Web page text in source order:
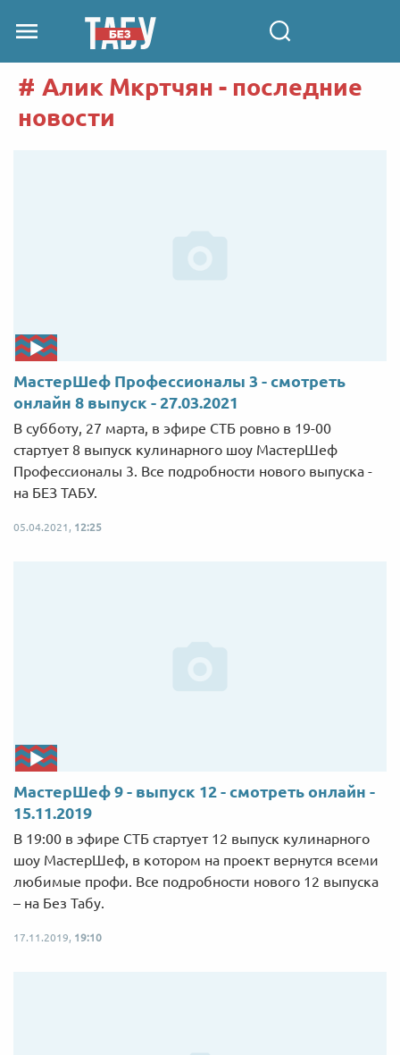
Алик Мкртчян - последние
новости
МастерШеф Профессионалы 3 - смотреть
онлайн 8 выпуск - 27.03.2021
В субботу, 27 марта, в эфире СТБ ровно в 19-00
стартует 8 выпуск кулинарного шоу МастерШеф
Профессионалы 3. Все подробности нового выпуска -
на БЕЗ ТАБУ.
05.04.2021, 12:25
МастерШеф 9 - выпуск 12 - смотреть онлайн -
15.11.2019
В 19:00 в эфире СТБ стартует 12 выпуск кулинарного
шоу МастерШеф, в котором на проект вернутся всеми
любимые профи. Все подробности нового 12 выпуска
– на Без Табу.
17.11.2019, 19:10